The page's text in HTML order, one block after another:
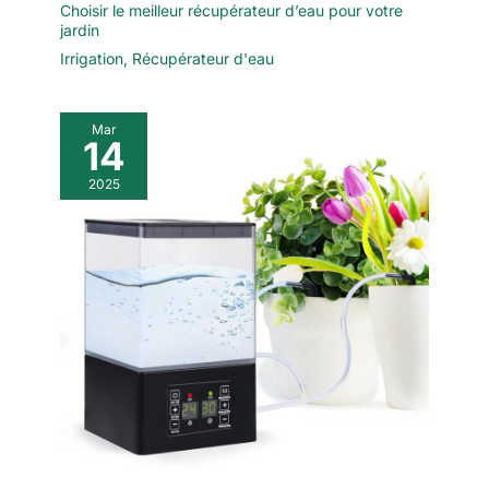
Choisir le meilleur récupérateur d’eau pour votre
jardin
Irrigation, Récupérateur d'eau
Mar
14
2025